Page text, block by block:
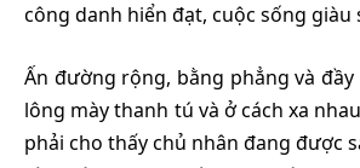
công danh hiển đạt, cuộc sống giàu
Ấn đường rộng, bằng phẳng và
lông mày thanh tú và ở cách xa
phải cho thấy chủ nhân đang được